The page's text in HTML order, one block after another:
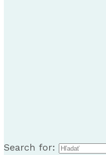
Search for: